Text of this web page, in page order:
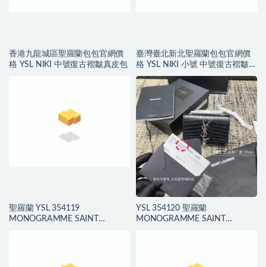
香港九龍城區聖羅蘭包包官網價
格 YSL NIKI 中號復古褶皺真皮包
臺灣臺北新北聖羅蘭包包官網價
格 YSL NIKI 小號 中號復古褶皺真
皮包
聖羅蘭 YSL 354119
MONOGRAMME SAINT
YSL 354120 聖羅蘭
MONOGRAMME SAINT